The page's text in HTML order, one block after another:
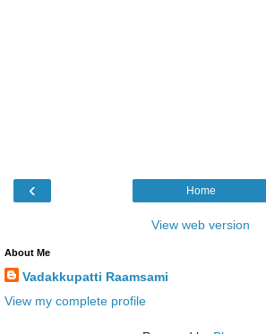
‹ Home
View web version
About Me
Vadakkupatti Raamsami
View my complete profile